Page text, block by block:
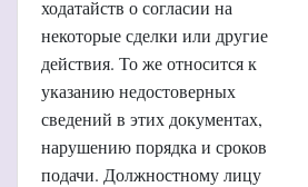
ходатайств о согласии на
некоторые сделки или другие
действия. То же относится к
указанию недостоверных
сведений в этих документах,
нарушению порядка и сроков
подачи. Должностному лицу